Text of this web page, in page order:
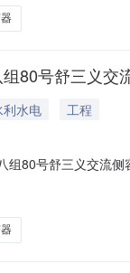
80号舒三义
利水电
工程
组80号舒三义交流
省恒晖崇光伏科技